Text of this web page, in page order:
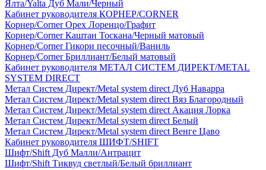
Ялта/Yalta Дуб Мали/Черный
Кабинет руководителя КОРНЕР/CORNER
Корнер/Corner Орех Лоренцо/Графит
Корнер/Corner Каштан Тоскана/Черный матовый
Корнер/Corner Гикори песочный/Ваниль
Корнер/Corner Бриллиант/Белый матовый
Кабинет руководителя МЕТАЛ СИСТЕМ ДИРЕКТ/METAL
SYSTEM DIRECT
Метал Систем Директ/Metal system direct Дуб Наварра
Метал Систем Директ/Metal system direct Вяз Благородный
Метал Систем Директ/Metal system direct Акация Лорка
Метал Систем Директ/Metal system direct Белый
Метал Систем Директ/Metal system direct Венге Цаво
Кабинет руководителя ШИФТ/SHIFT
Шифт/Shift Дуб Малли/Антрацит
Шифт/Shift Тиквуд светлый/Белый бриллиант